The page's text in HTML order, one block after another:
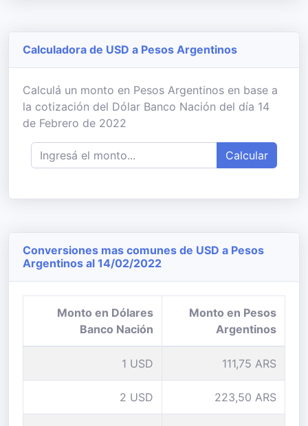
Calculadora de USD a Pesos Argentinos
Calculá un monto en Pesos Argentinos en base a
la cotización del Dólar Banco Nación del día 14
de Febrero de 2022
Calcular
Conversiones mas comunes de USD a Pesos
Argentinos al 14/02/2022
Monto en Dólares
Banco Nación
Monto en Pesos
Argentinos
1 USD 111,75 ARS
2 USD 223,50 ARS